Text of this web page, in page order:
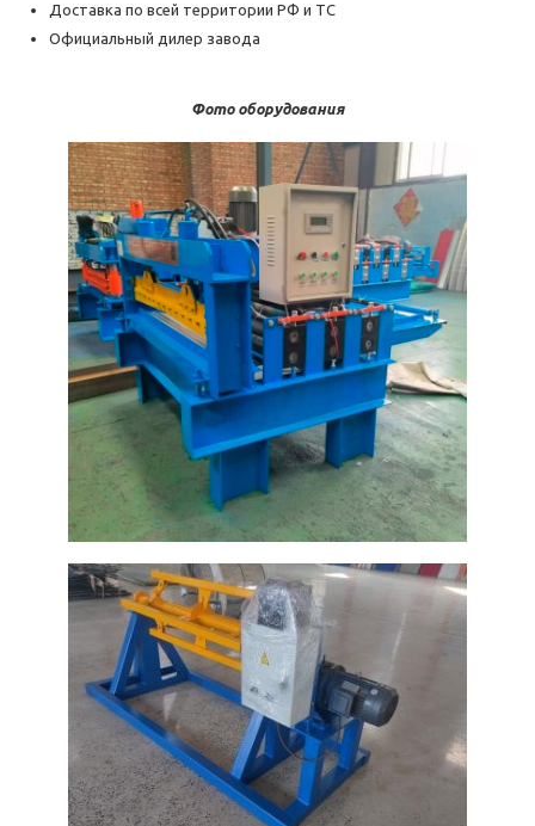
Доставка по всей территории РФ и ТС
Официальный дилер завода
Фото оборудования